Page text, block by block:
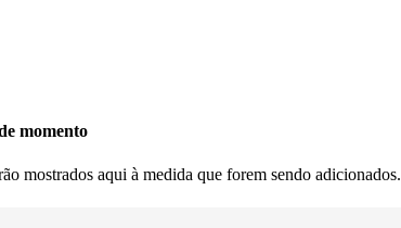
momento
mostrados aqui à medida que forem sendo adicionados.